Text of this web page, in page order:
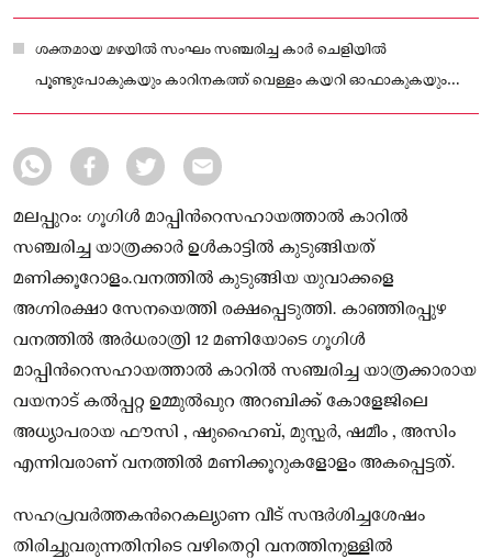
വയനാട് കൽപ്പറ്റ ഉമ്മുൽഖുറ അറബിക്ക് കോളേജിലെ അധ്യാപരായ
ഫൗസി , ഷുഹൈബ്, മുസ്ഫർ, ഷമീം , അസിം എന്നിവരാണ്
വനത്തിൽ മണിക്കൂറുകളോളം അകപ്പെട്ടത്.
ശക്തമായ മഴയിൽ സംഘം സഞ്ചരിച്ച കാർ ചെളിയിൽ
പൂണ്ടുപോകുകയും കാറിനകത്ത് വെള്ളം കയറി ഓഫാകുകയും
ചെയ്തു
മലപ്പുറം: ഗൂഗിൾ മാപ്പിന്‍റെസഹായത്താൽ കാറിൽ
സഞ്ചരിച്ച യാത്രക്കാർ ഉൾകാട്ടിൽ കുടുങ്ങിയത്
മണിക്കൂറോളം.വനത്തിൽ കുടുങ്ങിയ യുവാക്കളെ
അഗ്നിരക്ഷാ സേനയെത്തി രക്ഷപ്പെടുത്തി. കാഞ്ഞിരപ്പുഴ
വനത്തിൽ അര്‍ധരാത്രി 12 മണിയോടെ ഗൂഗിൾ
മാപ്പിന്‍റെസഹായത്താൽ കാറിൽ സഞ്ചരിച്ച യാത്രക്കാരായ
വയനാട് കൽപ്പറ്റ ഉമ്മുൽഖുറ അറബിക്ക് കോളേജിലെ
അധ്യാപരായ ഫൗസി , ഷുഹൈബ്, മുസ്ഫർ, ഷമീം , അസിം
എന്നിവരാണ് വനത്തിൽ മണിക്കൂറുകളോളം അകപ്പെട്ടത്.
സഹപ്രവർത്തകന്‍റെകല്യാണ വീട് സന്ദർശിച്ചശേഷം
തിരിച്ചുവരുന്നതിനിടെ വഴിതെറ്റി വനത്തിനുള്ളിൽ